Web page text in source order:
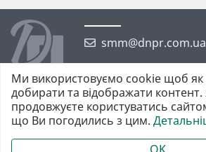
smm@dnpr.com.ua
©2026 https://dnpr.com.ua Дніпровська
Всі права захищені. При повному або
Ми використовуємо cookie щоб
добирати та відображати
продовжуєте користуватись
що Ви погодились з цим.